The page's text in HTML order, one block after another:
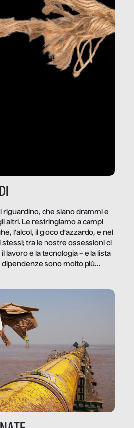
riguardino, che siano drammi e
altri. Le restringiamo a campi
l’alcol, il gioco d’azzardo, e nel
stessi; tra le nostre ossessioni ci
lavoro e la tecnologia – e la lista
dipendenze sono molto più
questo reportage vediamo